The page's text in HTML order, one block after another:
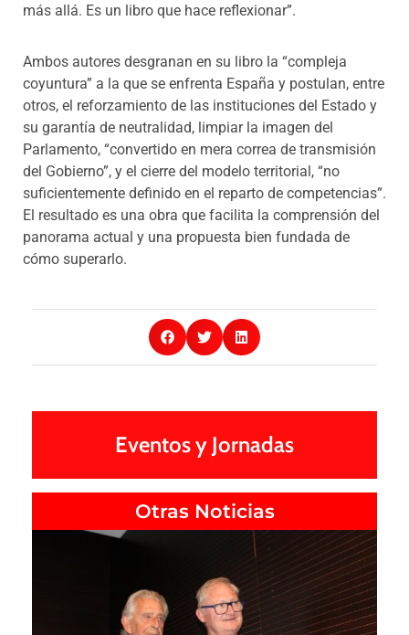
más allá. Es un libro que hace reflexionar”.
Ambos autores desgranan en su libro la “compleja
coyuntura” a la que se enfrenta España y postulan, entre
otros, el reforzamiento de las instituciones del Estado y
su garantía de neutralidad, limpiar la imagen del
Parlamento, “convertido en mera correa de transmisión
del Gobierno”, y el cierre del modelo territorial, “no
suficientemente definido en el reparto de competencias”.
El resultado es una obra que facilita la comprensión del
panorama actual y una propuesta bien fundada de
cómo superarlo.
Eventos y Jornadas
Otras Noticias